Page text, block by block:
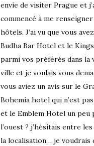
envie de visiter Prague et
commencé à me
hôtels. J’ai vu que vous
Budha Bar Hotel et le
parmi vos préférés dans la
ville et je voulais vous
vous aviez un avis sur le
Bohemia hotel qui n’est
et le Emblem Hotel un peu
l’ouest ? j’hésitais entre
la localisation… je voudrais